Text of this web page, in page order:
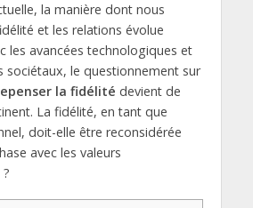
la manière dont nous
et les relations évolue
les avancées technologiques et
sociétaux, le questionnement sur
la fidélité devient de
La fidélité, en tant que
doit-elle être reconsidérée
avec les valeurs